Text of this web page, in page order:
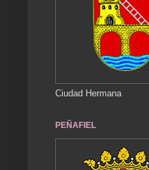
Ciudad Hermana
PEÑAFIEL